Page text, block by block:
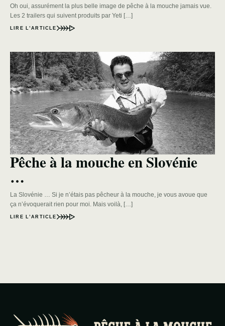
Oh oui, assurément la plus belle image de pêche à la mouche jamais vue.
Les 2 trailers qui suivent produits par Yeti […]
LIRE L’ARTICLE
Pêche à la mouche en Slovénie
…
La Slovénie … Si je n’étais pas pêcheur à la mouche, je vous avoue que
ça n’évoquerait rien pour moi. Mais voilà, […]
LIRE L’ARTICLE